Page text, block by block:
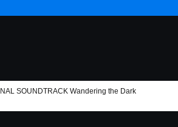
SOUNDTRACK Wandering the Dark